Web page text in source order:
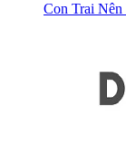
Con Trai